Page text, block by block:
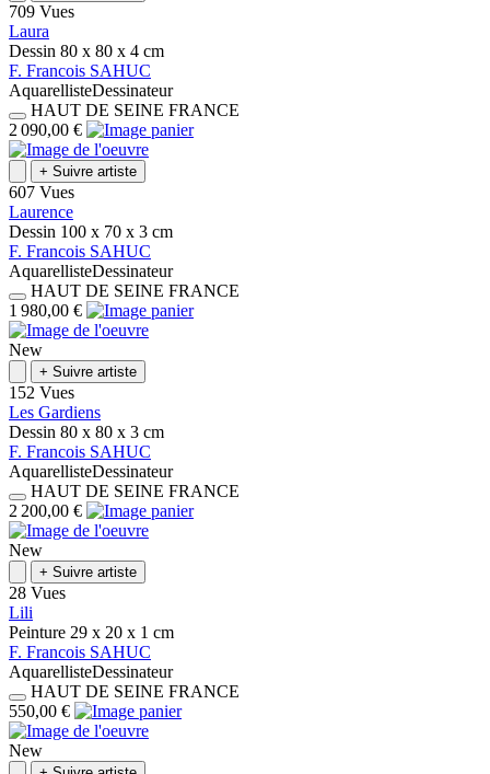
709 Vues
Laura
Dessin 80 x 80 x 4 cm
F. Francois SAHUC
AquarellisteDessinateur
HAUT DE SEINE FRANCE
2 090,00 €
+ Suivre artiste
607 Vues
Laurence
Dessin 100 x 70 x 3 cm
F. Francois SAHUC
AquarellisteDessinateur
HAUT DE SEINE FRANCE
1 980,00 €
New
+ Suivre artiste
152 Vues
Les Gardiens
Dessin 80 x 80 x 3 cm
F. Francois SAHUC
AquarellisteDessinateur
HAUT DE SEINE FRANCE
2 200,00 €
New
+ Suivre artiste
28 Vues
Lili
Peinture 29 x 20 x 1 cm
F. Francois SAHUC
AquarellisteDessinateur
HAUT DE SEINE FRANCE
550,00 €
New